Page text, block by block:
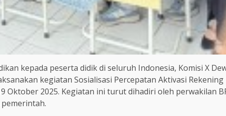
kepada peserta didik di seluruh Indonesia, Komisi X
kegiatan Sosialisasi Percepatan Aktivasi
Oktober 2025. Kegiatan ini turut dihadiri oleh perwakilan